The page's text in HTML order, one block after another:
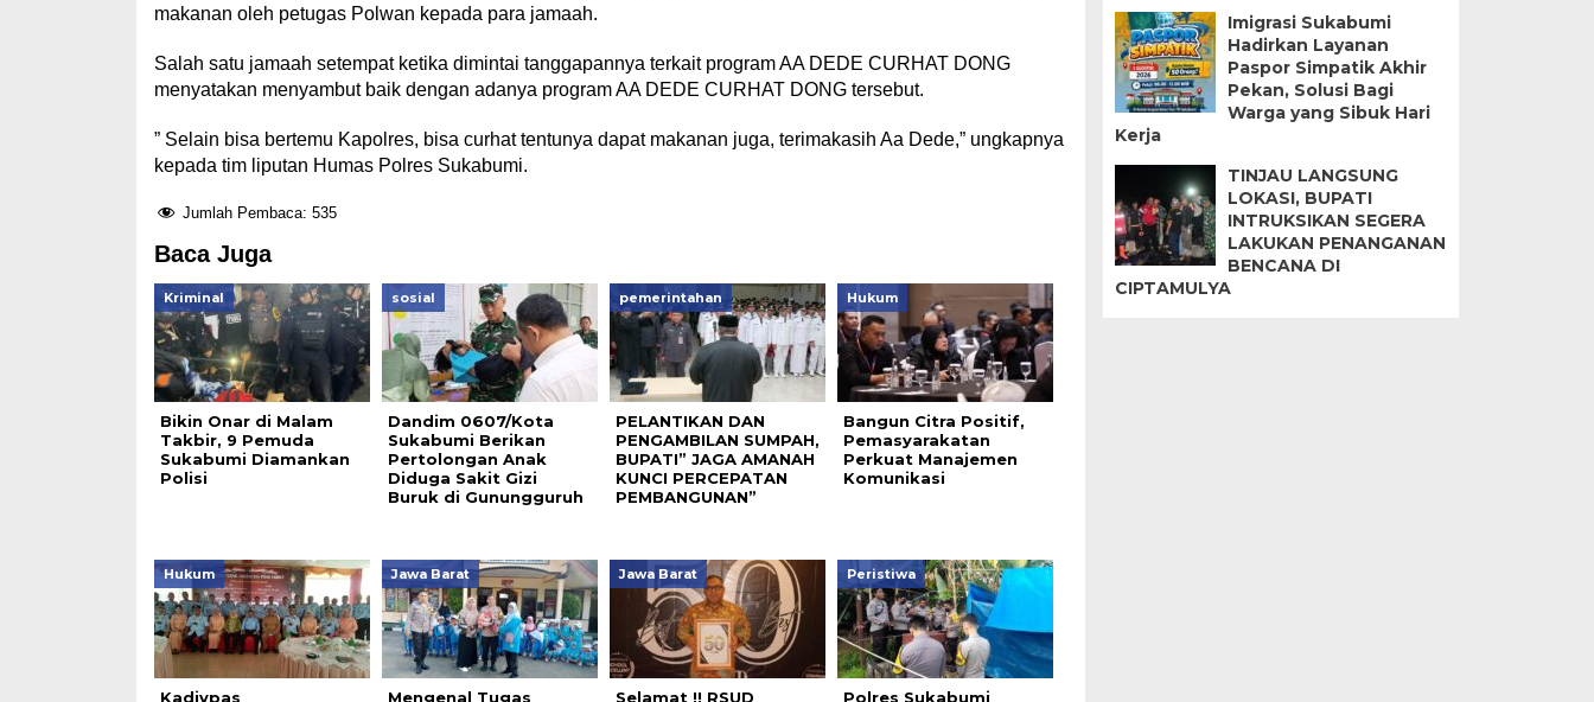
makanan oleh petugas Polwan kepada para jamaah.
Salah satu jamaah setempat ketika dimintai tanggapannya terkait program AA DEDE CURHAT DONG
menyatakan menyambut baik dengan adanya program AA DEDE CURHAT DONG tersebut.
” Selain bisa bertemu Kapolres, bisa curhat tentunya dapat makanan juga, terimakasih Aa Dede,” ungkapnya
kepada tim liputan Humas Polres Sukabumi.
Jumlah Pembaca: 535
Baca Juga
Kriminal
Bikin Onar di Malam
Takbir, 9 Pemuda
Sukabumi Diamankan
Polisi
sosial
Dandim 0607/Kota
Sukabumi Berikan
Pertolongan Anak
Diduga Sakit Gizi
Buruk di Gunungguruh
pemerintahan
PELANTIKAN DAN
PENGAMBILAN SUMPAH,
BUPATI” JAGA AMANAH
KUNCI PERCEPATAN
PEMBANGUNAN”
Hukum
Bangun Citra Positif,
Pemasyarakatan
Perkuat Manajemen
Komunikasi
Hukum
Kadivpas
Jawa Barat
Mengenal Tugas
Jawa Barat
Selamat !! RSUD
Peristiwa
Polres Sukabumi
Imigrasi Sukabumi
Hadirkan Layanan
Paspor Simpatik Akhir
Pekan, Solusi Bagi
Warga yang Sibuk Hari
Kerja
TINJAU LANGSUNG
LOKASI, BUPATI
INTRUKSIKAN SEGERA
LAKUKAN PENANGANAN
BENCANA DI
CIPTAMULYA